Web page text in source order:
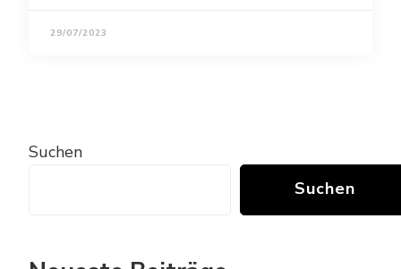
29/07/2023
Suchen
Suchen